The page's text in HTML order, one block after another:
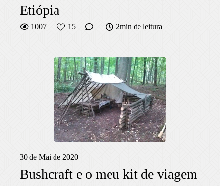
Etiópia
1007 15 2min de leitura
30 de Mai de 2020
Bushcraft e o meu kit de viagem